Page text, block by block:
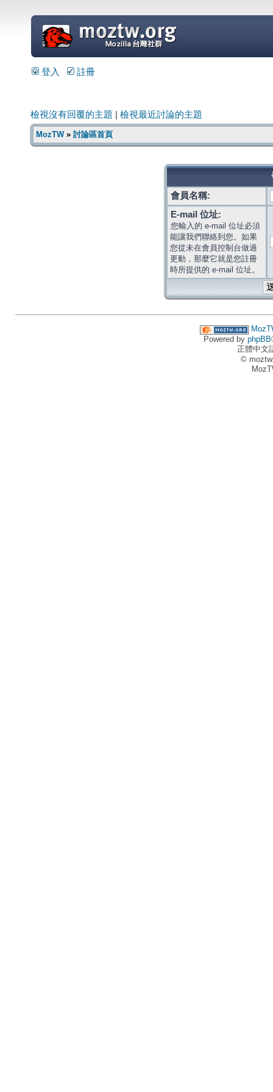
=
登入 註冊
檢視沒有回覆的主題 檢視最近討論的主題
MozTW» 討論區首頁
會員名稱:
E-mail 位址:
您輸入的 e-mail 位址必須
能讓我們聯絡到您。如果
您從未在會員控制台做過
更動，那麼它就是您註冊
時所提供的 e-mail 位址。
Powered by phpBB
正體中文
©